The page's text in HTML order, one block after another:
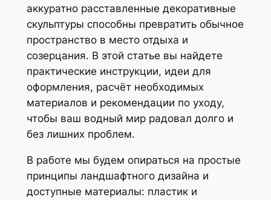
аккуратно расставленные декоративные
скульптуры способны превратить обычное
пространство в место отдыха и
созерцания. В этой статье вы найдете
практические инструкции, идеи для
оформления, расчёт необходимых
материалов и рекомендации по уходу,
чтобы ваш водный мир радовал долго и
без лишних проблем.
В работе мы будем опираться на простые
принципы ландшафтного дизайна и
доступные материалы: пластик и